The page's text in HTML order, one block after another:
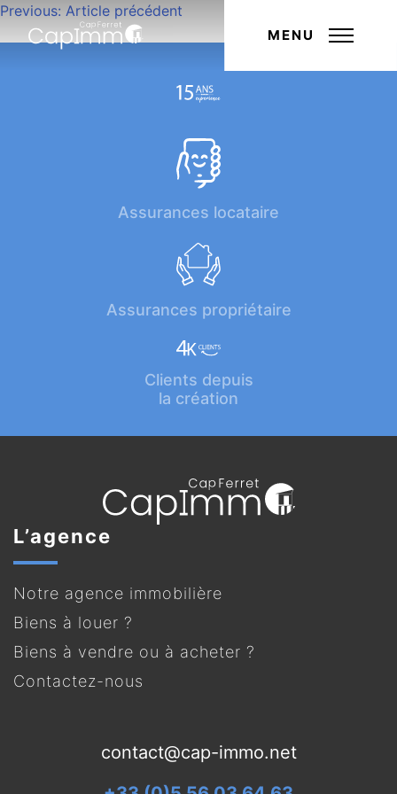
MENU
Navigation
de
Previous: Article précédent
Assurances locataire
Assurances propriétaire
Clients depuis
la création
L’agence
Notre agence immobilière
Biens à louer ?
Biens à vendre ou à acheter ?
Contactez-nous
contact@cap-immo.net